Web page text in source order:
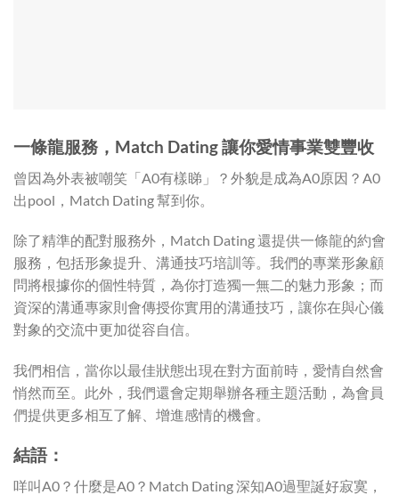
一條龍服務，Match Dating讓你愛情事業雙豐收
曾因為外表被嘲笑「A0有樣睇」？外貌是成為A0原因？A0
出pool，Match Dating 幫到你。
除了精準的配對服務外，Match Dating 還提供一條龍的約會
服務，包括形象提升、溝通技巧培訓等。我們的專業形象顧
問將根據你的個性特質，為你打造獨一無二的魅力形象；而
資深的溝通專家則會傳授你實用的溝通技巧，讓你在與心儀
對象的交流中更加從容自信。
我們相信，當你以最佳狀態出現在對方面前時，愛情自然會
悄然而至。此外，我們還會定期舉辦各種主題活動，為會員
們提供更多相互了解、增進感情的機會。
結語：
咩叫A0？什麼是A0？Match Dating 深知A0過聖誕好寂寞，